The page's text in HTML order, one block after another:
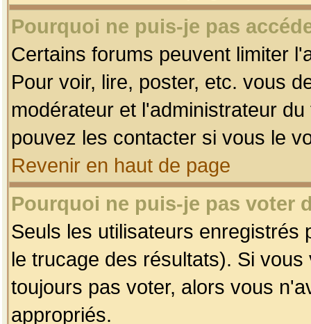
Pourquoi ne puis-je pas
Certains forums peuvent limiter
Pour voir, lire, poster, etc. vous
modérateur et l'administrateur
pouvez les contacter si vous le
Revenir en haut de page
Pourquoi ne puis-je pas voter
Seuls les utilisateurs enregistrés
le trucage des résultats). Si
toujours pas voter, alors vous
appropriés.